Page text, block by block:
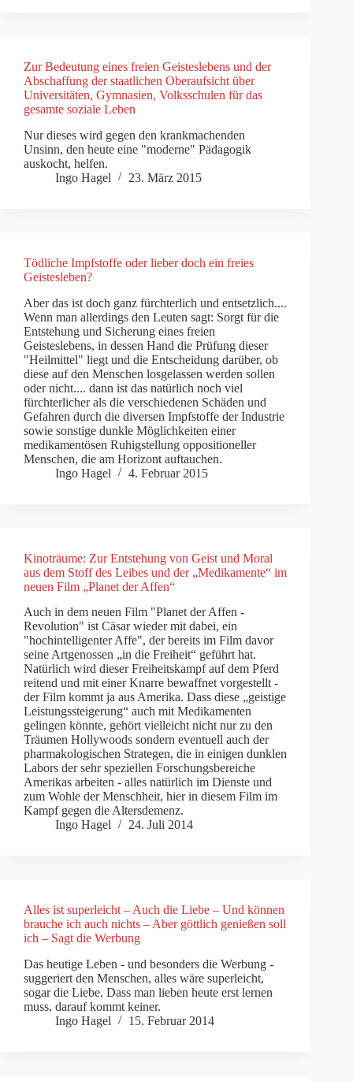
Zur Bedeutung eines freien Geisteslebens und der
Abschaffung der staatlichen Oberaufsicht über
Universitäten, Gymnasien, Volksschulen für das
gesamte soziale Leben
Nur dieses wird gegen den krankmachenden
Unsinn, den heute eine "moderne" Pädagogik
auskocht, helfen.
Ingo Hagel
23. März 2015
Tödliche Impfstoffe oder lieber doch ein freies
Geistesleben?
Aber das ist doch ganz fürchterlich und entsetzlich....
Wenn man allerdings den Leuten sagt: Sorgt für die
Entstehung und Sicherung eines freien
Geisteslebens, in dessen Hand die Prüfung dieser
"Heilmittel" liegt und die Entscheidung darüber, ob
diese auf den Menschen losgelassen werden sollen
oder nicht.... dann ist das natürlich noch viel
fürchterlicher als die verschiedenen Schäden und
Gefahren durch die diversen Impfstoffe der Industrie
sowie sonstige dunkle Möglichkeiten einer
medikamentösen Ruhigstellung oppositioneller
Menschen, die am Horizont auftauchen.
Ingo Hagel
4. Februar 2015
Kinoträume: Zur Entstehung von Geist und Moral
aus dem Stoff des Leibes und der „Medikamente“ im
neuen Film „Planet der Affen“
Auch in dem neuen Film "Planet der Affen -
Revolution" ist Cäsar wieder mit dabei, ein
"hochintelligenter Affe", der bereits im Film davor
seine Artgenossen „in die Freiheit“ geführt hat.
Natürlich wird dieser Freiheitskampf auf dem Pferd
reitend und mit einer Knarre bewaffnet vorgestellt -
der Film kommt ja aus Amerika. Dass diese „geistige
Leistungssteigerung“ auch mit Medikamenten
gelingen könnte, gehört vielleicht nicht nur zu den
Träumen Hollywoods sondern eventuell auch der
pharmakologischen Strategen, die in einigen dunklen
Labors der sehr speziellen Forschungsbereiche
Amerikas arbeiten - alles natürlich im Dienste und
zum Wohle der Menschheit, hier in diesem Film im
Kampf gegen die Altersdemenz.
Ingo Hagel
24. Juli 2014
Alles ist superleicht – Auch die Liebe – Und können
brauche ich auch nichts – Aber göttlich genießen soll
ich – Sagt die Werbung
Das heutige Leben - und besonders die Werbung -
suggeriert den Menschen, alles wäre superleicht,
sogar die Liebe. Dass man lieben heute erst lernen
muss, darauf kommt keiner.
Ingo Hagel
15. Februar 2014